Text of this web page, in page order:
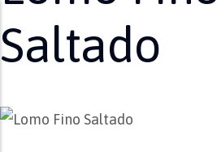
Saltado